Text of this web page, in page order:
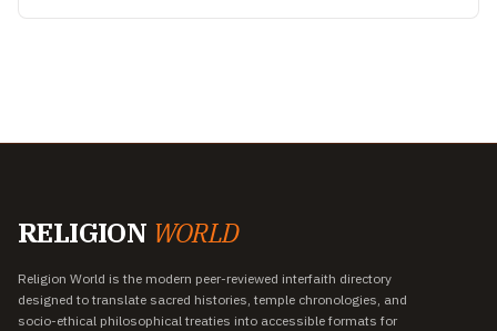
RELIGION WORLD
Religion World is the modern peer-reviewed interfaith directory
designed to translate sacred histories, temple chronologies, and
socio-ethical philosophical treaties into accessible formats for